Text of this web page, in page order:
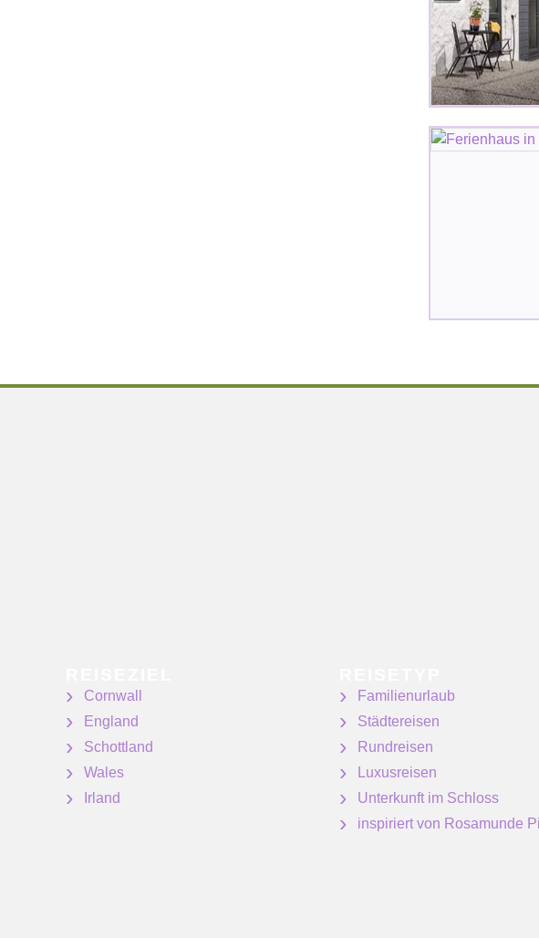
Cornwall
England
Schottland
Wales
Irland
Familienurlaub
Städtereisen
Rundreisen
Luxusreisen
Unterkunft im Schloss
inspiriert von Rosamunde